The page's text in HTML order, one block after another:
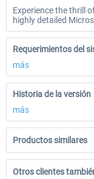
Experience the thrill
highly detailed
Requerimientos del
más
Historia de la versión
más
Productos similares
Otros clientes